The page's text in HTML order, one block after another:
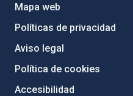
Mapa web
Políticas de privacidad
Aviso legal
Política de cookies
Accesibilidad